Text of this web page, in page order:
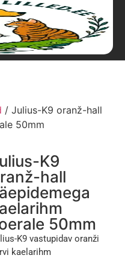
/ Julius-K9 oranž-hall
50mm
K9
hall
50mm
K9 vastupidav oranži
kaelarihm